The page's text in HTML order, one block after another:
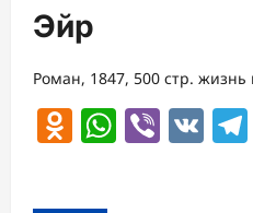
Эйр
Роман, 1847, 500 стр. жизнь
Viber
VK